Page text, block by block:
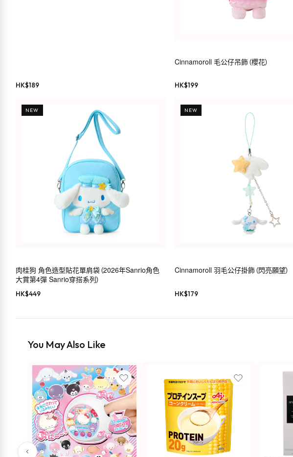
HK$189
Cinnamoroll 毛公仔吊飾（櫻花）
HK$199
NEW
肉桂狗 角色造型貼花單肩袋（2026年Sanrio角色
大賞第4彈 Sanrio穿搭系列）
HK$449
NEW
Cinnamoroll 羽毛公仔掛飾（閃亮願望）
HK$179
You May Also Like